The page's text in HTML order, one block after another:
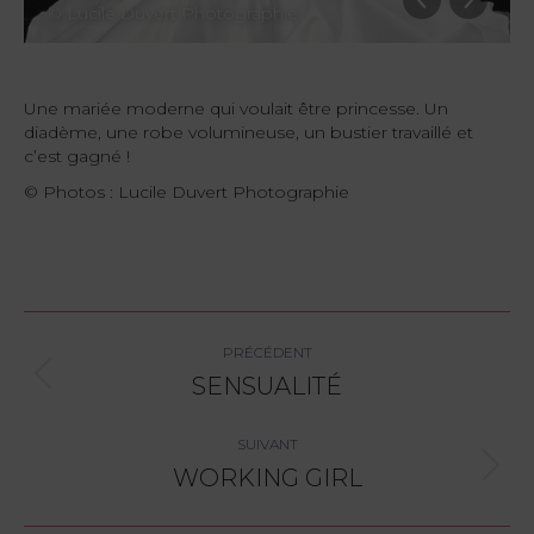
© Lucile Duvert Photographie
Une mariée moderne qui voulait être princesse. Un
diadème, une robe volumineuse, un bustier travaillé et
c’est gagné !
© Photos : Lucile Duvert Photographie
PRÉCÉDENT
Album
SENSUALITÉ
SUIVANT
Album
:
WORKING GIRL